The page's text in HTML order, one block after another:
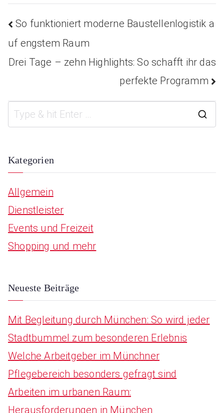
So funktioniert moderne Baustellenlogistik a
uf engstem Raum
Drei Tage – zehn Highlights: So schafft ihr das
perfekte Programm
r
Kategorien
Allgemein
Dienstleister
Events und Freizeit
Shopping und mehr
Neueste Beiträge
Mit Begleitung durch München: So wird jeder
Stadtbummel zum besonderen Erlebnis
Welche Arbeitgeber im Münchner
Pflegebereich besonders gefragt sind
Arbeiten im urbanen Raum:
Herausforderungen in München